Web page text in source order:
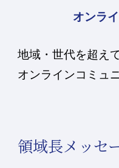
オンラ
地域・世代を超え
オンラインコミュ
領域長メッセ